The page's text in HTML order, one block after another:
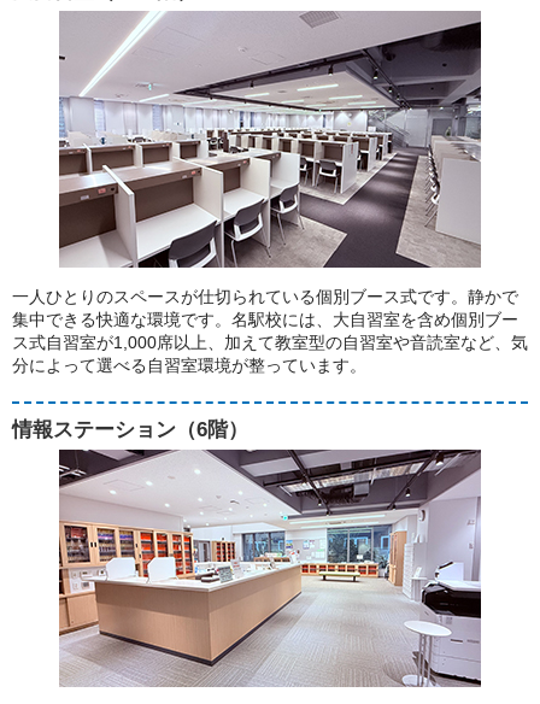
一人ひとりのスペースが仕切られている個別ブース式です。静かで
集中できる快適な環境です。名駅校には、大自習室を含め個別ブー
ス式自習室が1,000席以上、加えて教室型の自習室や音読室など、気
分によって選べる自習室環境が整っています。
情報ステーション（6階）